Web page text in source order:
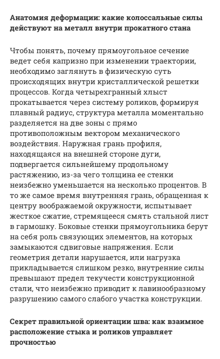
Анатомия деформации: какие колоссальные силы
действуют на металл внутри прокатного стана
Чтобы понять, почему прямоугольное сечение
ведет себя капризно при изменении траектории,
необходимо заглянуть в физическую суть
происходящих внутри кристаллической решетки
процессов. Когда четырехгранный хлыст
прокатывается через систему роликов, формируя
плавный радиус, структура металла моментально
разделяется на две зоны с прямо
противоположным вектором механического
воздействия. Наружная грань профиля,
находящаяся на внешней стороне дуги,
подвергается сильнейшему продольному
растяжению, из-за чего толщина ее стенки
неизбежно уменьшается на несколько процентов. В
то же самое время внутренняя грань, обращенная к
центру воображаемой окружности, испытывает
жесткое сжатие, стремящееся смять стальной лист
в гармошку. Боковые стенки прямоугольника берут
на себя роль связующих элементов, на которых
замыкаются сдвиговые напряжения. Если
геометрия детали нарушается, или нагрузка
прикладывается слишком резко, внутренние силы
превышают предел текучести конструкционной
стали, что неизбежно приводит к лавинообразному
разрушению самого слабого участка конструкции.
Секрет правильной ориентации шва: как взаимное
расположение стыка и роликов управляет
прочностью